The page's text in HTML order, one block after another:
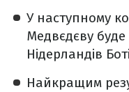
У наступному
Медвєдєву
Нідерландів
Найкращим